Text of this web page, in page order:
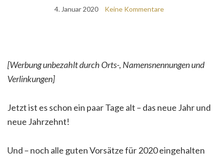
4. Januar 2020 Keine Kommentare
[Werbung unbezahlt durch Orts-, Namensnennungen und
Verlinkungen]
Jetzt ist es schon ein paar Tage alt – das neue Jahr und
neue Jahrzehnt!
Und – noch alle guten Vorsätze für 2020 eingehalten